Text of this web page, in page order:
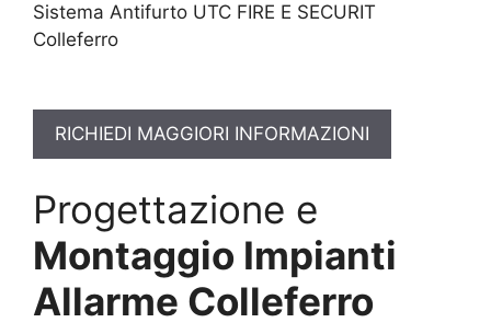
Sistema Antifurto UTC FIRE E SECURIT
Colleferro
RICHIEDI MAGGIORI INFORMAZIONI
Progettazione e
Montaggio Impianti
Allarme Colleferro